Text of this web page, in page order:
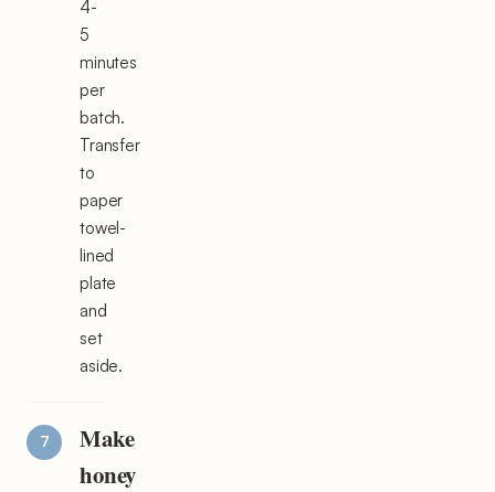
4-
5
minutes
per
batch.
Transfer
to
paper
towel-
lined
plate
and
set
aside.
Make
honey